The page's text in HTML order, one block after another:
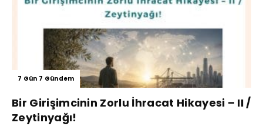
7 Gün 7 Gündem
Bir Girişimcinin Zorlu İhracat Hikayesi – II /
Zeytinyağı!